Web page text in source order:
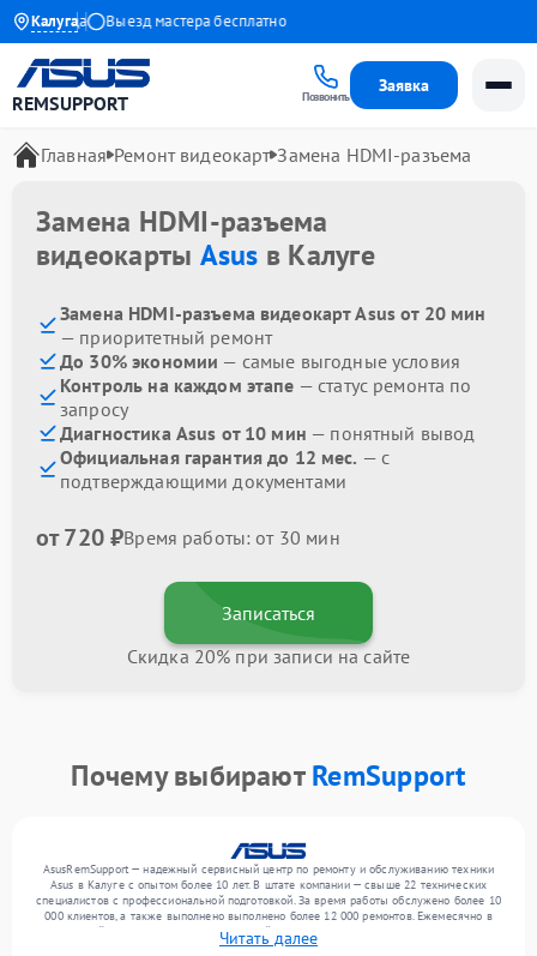
Калуга
1 года Выезд мастера бесплатно
REMSUPPORT Позвонить
Заявка
Главная Ремонт видеокарт Замена HDMI-разъема
Замена HDMI-разъема
видеокарты Asus в Калуге
Замена HDMI-разъема видеокарт Asus от 20 мин
— приоритетный ремонт
До 30% экономии — самые выгодные условия
Контроль на каждом этапе — статус ремонта по
запросу
Диагностика Asus от 10 мин — понятный вывод
Официальная гарантия до 12 мес. — с
подтверждающими документами
от 720 ₽Время работы: от 30 мин
Записаться
Скидка 20% при записи на сайте
Почему выбираютRemSupport
AsusRemSupport — надежный сервисный центр по ремонту и обслуживанию техники
Asus в Калуге с опытом более 10 лет. В штате компании — свыше 22 технических
специалистов с профессиональной подготовкой. За время работы обслужено более 10
000 клиентов, а также выполнено выполнено более 12 000 ремонтов. Ежемесячно в
сервисный центр поступает от 300 устройств, включая , , . Мы работаем с широким
спектром неисправностей и обеспечиваем надежный результат благодаря опыту
Читать далее